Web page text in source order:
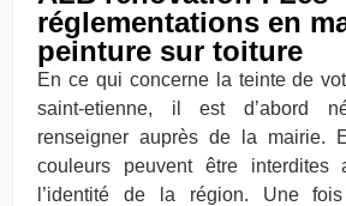
réglementations en
peinture sur toiture
En ce qui concerne la teinte de
saint-etienne, il est d’abord
renseigner auprès de la mairie.
couleurs peuvent être interdites
l’identité de la région. Une